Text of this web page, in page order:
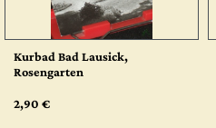
Kurbad Bad Lausick,
Rosengarten
2,90 €